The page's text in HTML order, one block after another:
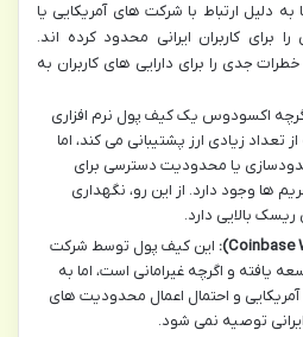
دلیل ارتباط با شرکت های آمریکایی یا
کاربران ایرانی محدود کرده اند.
جدی را برای دارایی های کاربران به
اکسودوس یک کیف پول نرم افزاری
تعداد زیادی ارز پشتیبانی می کند، اما
یا محدودیت دسترسی برای
ها وجود دارد. از این رو، نگهداری
ریسک بالایی دارد.
این کیف پول توسط شرکت
یافته و اگرچه غیرامانی است، اما به
آمریکایی و احتمال اعمال محدودیت های